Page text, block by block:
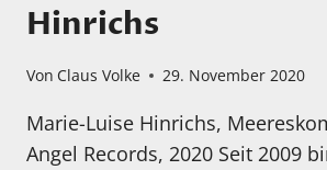
Hinrichs
Von Claus Volke 29. November 2020
Marie-Luise Hinrichs,
Angel Records, 2020 Seit 2009